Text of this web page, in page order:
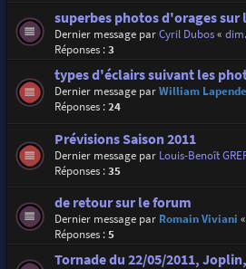
superbes photos d'orages sur
Dernier message parCyril Dubos«
Réponses :3
types d'éclairs suivant les
Dernier message parWilliam
Réponses :24
Prévisions Saison 2011
Dernier message par Louis-Benoît
Réponses :35
de retour sur le forum
Dernier message par Romain Viviani «
Réponses :5
Tornade du 22/05/2011,